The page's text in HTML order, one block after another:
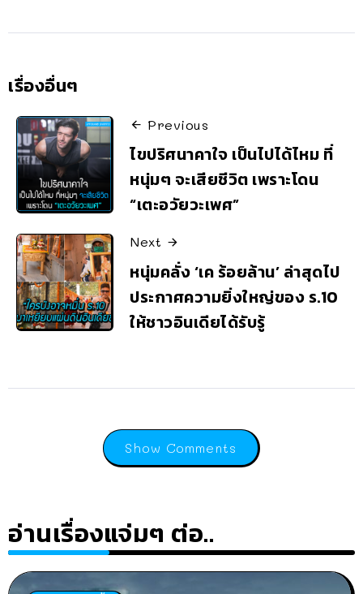
เรื่องอื่นๆ
Previous
ไขปริศนาคาใจ เป็นไปได้ไหม ที่
หนุ่มๆ จะเสียชีวิต เพราะโดน
“เตะอวัยวะเพศ”
Next
หนุ่มคลั่ง ‘เค ร้อยล้าน’ ล่าสุดไป
ประกาศความยิ่งใหญ่ของ ร.10
ให้ชาวอินเดียได้รับรู้
Show Comments
อ่านเรื่องแจ่มๆ ต่อ..